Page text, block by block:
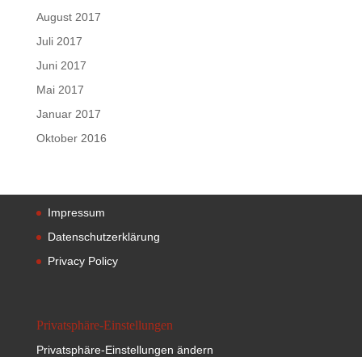
August 2017
Juli 2017
Juni 2017
Mai 2017
Januar 2017
Oktober 2016
Impressum
Datenschutzerklärung
Privacy Policy
Privatsphäre-Einstellungen
Privatsphäre-Einstellungen ändern